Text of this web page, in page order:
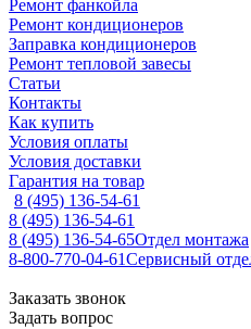
Ремонт фанкойла
Ремонт кондиционеров
Заправка кондиционеров
Ремонт тепловой завесы
Статьи
Контакты
Как купить
Условия оплаты
Условия доставки
Гарантия на товар
8 (495) 136-54-61
8 (495) 136-54-61
8 (495) 136-54-65Отдел монтажа
8-800-770-04-61Сервисный
Заказать звонок
Задать вопрос